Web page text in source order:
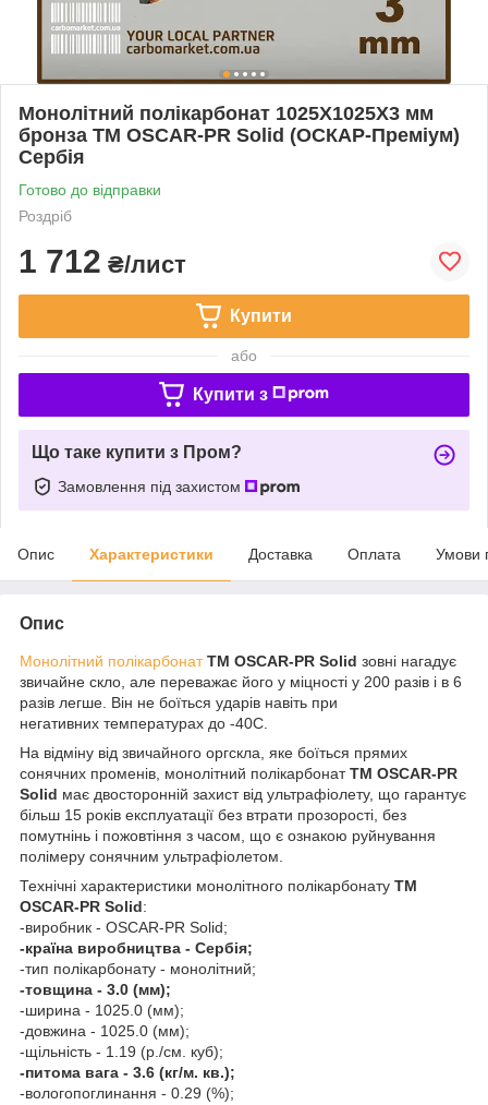
Монолітний полікарбонат 1025Х1025Х3 мм
бронза TM OSCAR-PR Solid (ОСКАР-Преміум)
Сербія
Готово до відправки
Роздріб
1 712 ₴/лист
Купити
або
Купити з
Що таке купити з Пром?
Замовлення під захистом
Опис Характеристики Доставка Оплата Умови
Опис
Монолітний полікарбонат ТМ OSCAR-PR Solid зовні нагадує
звичайне скло, але переважає його у міцності у 200 разів і в 6
разів легше. Він не боїться ударів навіть при
негативних температурах до -40С.
На відміну від звичайного оргскла, яке боїться прямих
сонячних променів, монолітний полікарбонатТМ OSCAR-PR
Solid має двосторонній захист від ультрафіолету, що гарантує
більш 15 років експлуатації без втрати прозорості, без
помутнінь і пожовтіння з часом, що є ознакою руйнування
полімеру сонячним ультрафіолетом.
Технічні характеристики монолітного полікарбонату ТМ
OSCAR-PR Solid:
-виробник - OSCAR-PR Solid;
-країна виробництва - Сербія;
-тип полікарбонату - монолітний;
-товщина - 3.0 (мм);
-ширина - 1025.0 (мм);
-довжина - 1025.0 (мм);
-щільність - 1.19 (р./см. куб);
-питома вага - 3.6 (кг/м. кв.);
-вологопоглинання - 0.29 (%);